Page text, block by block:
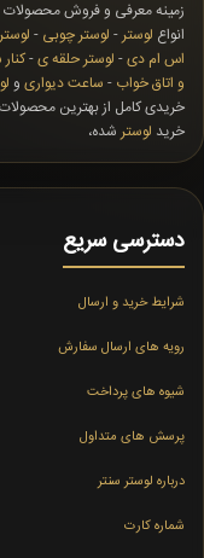
زمینه معرفی و فروش محصولات
انواع لوستر - لوستر چوبی -
اس ام دی- لوستر حلقه ی-
و اتاق خواب - ساعت دیواری و
خریدی کامل از بهترین
خرید لوستر شده،
دسترسی سریع
شرایط خرید و ارسال
رویه های ارسال سفارش
شیوه های پرداخت
پرسش های متداول
درباره لوستر سنتر
شماره کارت